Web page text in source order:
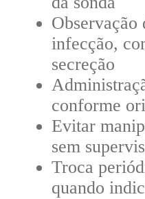
Observação
infecção,
secreção
conforme
Evitar
sem
Troca
quando